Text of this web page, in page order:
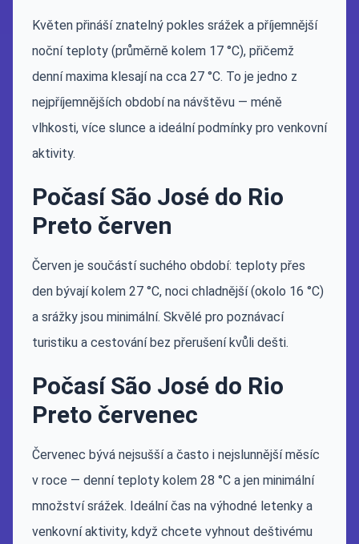
Květen přináší znatelný pokles srážek a příjemnější
noční teploty (průměrně kolem 17 °C), přičemž
denní maxima klesají na cca 27 °C. To je jedno z
nejpříjemnějších období na návštěvu — méně
vlhkosti, více slunce a ideální podmínky pro venkovní
aktivity.
Počasí São José do Rio
Preto červen
Červen je součástí suchého období: teploty přes
den bývají kolem 27 °C, noci chladnější (okolo 16 °C)
a srážky jsou minimální. Skvělé pro poznávací
turistiku a cestování bez přerušení kvůli dešti.
Počasí São José do Rio
Preto červenec
Červenec bývá nejsušší a často i nejslunnější měsíc
v roce — denní teploty kolem 28 °C a jen minimální
množství srážek. Ideální čas na výhodné letenky a
venkovní aktivity, když chcete vyhnout deštivému